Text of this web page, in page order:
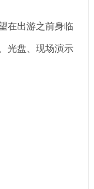
在出游之前身临
光盘、现场演示